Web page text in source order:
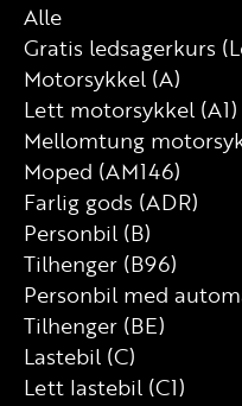
Alle
Gratis ledsagerkurs
Motorsykkel (A)
Lett motorsykkel (A1)
Mellomtung
Moped (AM146)
Farlig gods (ADR)
Personbil (B)
Tilhenger (B96)
Personbil med
Tilhenger (BE)
Lastebil (C)
Lett lastebil (C1)